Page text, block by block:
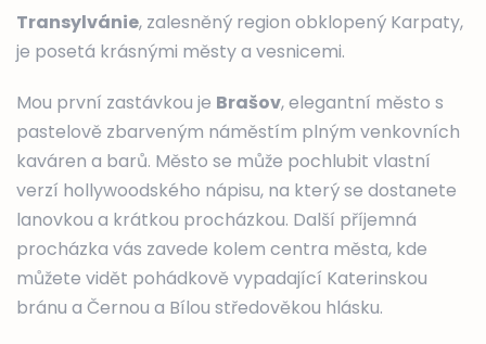
Transylvánie, zalesněný region obklopený Karpaty,
je posetá krásnými městy a vesnicemi.
Mou první zastávkou je Brašov, elegantní město s
pastelově zbarveným náměstím plným venkovních
kaváren a barů. Město se může pochlubit vlastní
verzí hollywoodského nápisu, na který se dostanete
lanovkou a krátkou procházkou. Další příjemná
procházka vás zavede kolem centra města, kde
můžete vidět pohádkově vypadající Katerinskou
bránu a Černou a Bílou středověkou hlásku.